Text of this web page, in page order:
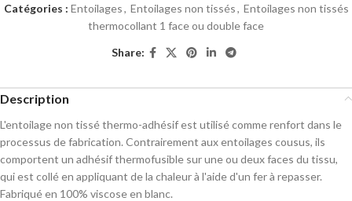
Catégories : Entoilages, Entoilages non tissés, Entoilages non tissés
thermocollant 1 face ou double face
Share:
Description
L'entoilage non tissé thermo-adhésif est utilisé comme renfort dans le
processus de fabrication. Contrairement aux entoilages cousus, ils
comportent un adhésif thermofusible sur une ou deux faces du tissu,
qui est collé en appliquant de la chaleur à l'aide d'un fer à repasser.
Fabriqué en 100% viscose en blanc.